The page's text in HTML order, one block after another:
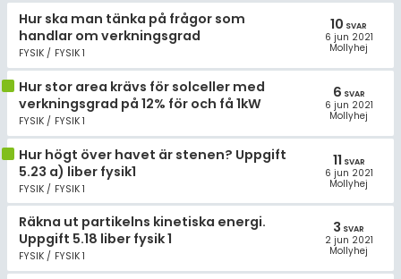
Hur ska man tänka på frågor som
handlar om verkningsgrad
FYSIK / FYSIK 1
10 SVAR
6 jun 2021
Mollyhej
Hur stor area krävs för solceller med
verkningsgrad på 12% för och få 1kW
FYSIK / FYSIK 1
6 SVAR
6 jun 2021
Mollyhej
Hur högt över havet är stenen? Uppgift
5.23 a) liber fysik1
FYSIK / FYSIK 1
11 SVAR
6 jun 2021
Mollyhej
Räkna ut partikelns kinetiska energi.
Uppgift 5.18 liber fysik 1
FYSIK / FYSIK 1
3 SVAR
2 jun 2021
Mollyhej